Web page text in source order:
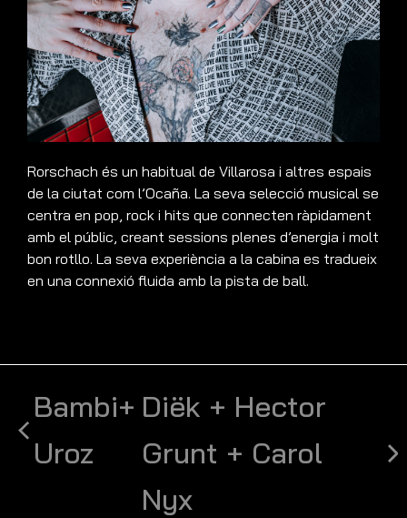
Rorschach és un habitual de Villarosa i altres espais
de la ciutat com l’Ocaña. La seva selecció musical se
centra en pop, rock i hits que connecten ràpidament
amb el públic, creant sessions plenes d’energia i molt
bon rotllo. La seva experiència a la cabina es tradueix
en una connexió fluida amb la pista de ball.
Bambi+
Uroz
Diëk + Hector
Grunt + Carol
Nyx